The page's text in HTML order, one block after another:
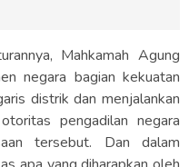
Mahkamah Agung
negara bagian kekuatan
distrik dan menjalankan
pengadilan negara
tersebut. Dan dalam